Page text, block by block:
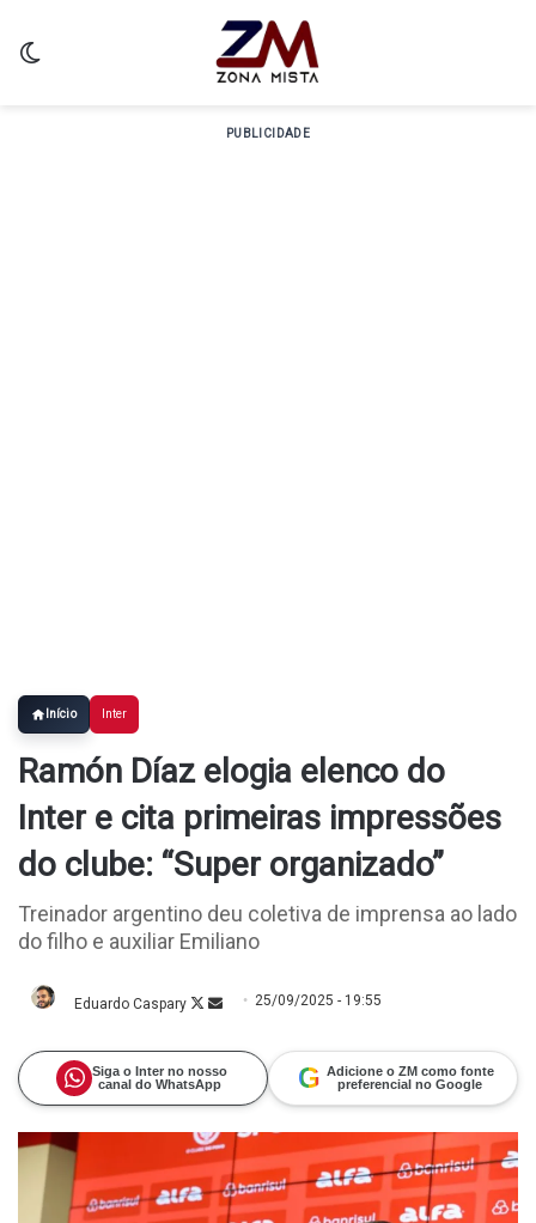
PUBLICIDADE
Início Inter
Ramón Díaz elogia elenco do
Inter e cita primeiras impressões
do clube: “Super organizado”
Treinador argentino deu coletiva de imprensa ao lado
do filho e auxiliar Emiliano
Eduardo Caspary FollowMande
25/09/2025 - 19:55
Siga o Inter no nosso
canal do WhatsApp
G Adicione o ZM como fonte
preferencial no Google